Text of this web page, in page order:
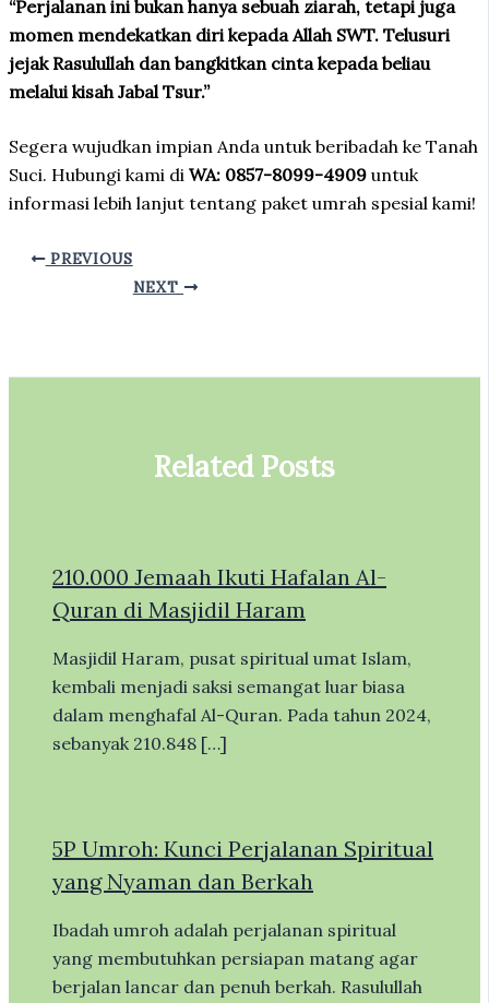
“Perjalanan ini bukan hanya sebuah ziarah, tetapi juga
momen mendekatkan diri kepada Allah SWT. Telusuri
jejak Rasulullah dan bangkitkan cinta kepada beliau
melalui kisah Jabal Tsur.”
Segera wujudkan impian Anda untuk beribadah ke Tanah
Suci. Hubungi kami di WA: 0857-8099-4909 untuk
informasi lebih lanjut tentang paket umrah spesial kami!
PREVIOUS
NEXT
Related Posts
210.000 Jemaah Ikuti Hafalan Al-
Quran di Masjidil Haram
Masjidil Haram, pusat spiritual umat Islam,
kembali menjadi saksi semangat luar biasa
dalam menghafal Al-Quran. Pada tahun 2024,
sebanyak 210.848 […]
5P Umroh: Kunci Perjalanan Spiritual
yang Nyaman dan Berkah
Ibadah umroh adalah perjalanan spiritual
yang membutuhkan persiapan matang agar
berjalan lancar dan penuh berkah. Rasulullah